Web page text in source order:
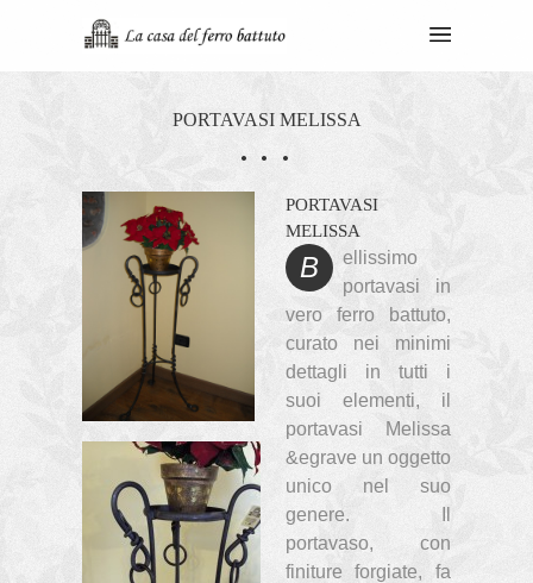
PORTAVASI MELISSA
PORTAVASI
MELISSA
B
ellissimo
portavasi in
vero ferro battuto,
curato nei minimi
dettagli in tutti i
suoi elementi, il
portavasi Melissa
&egrave un oggetto
unico nel suo
genere. Il
portavaso, con
finiture forgiate, fa